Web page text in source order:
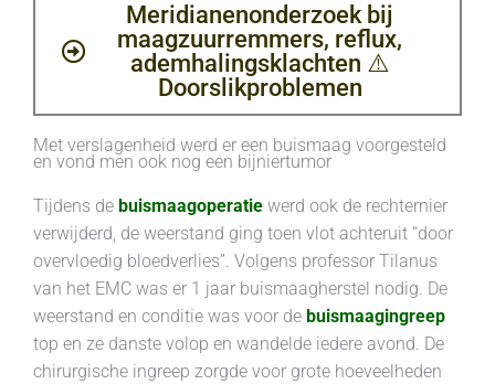
Meridianenonderzoek bij
maagzuurremmers, reflux,
ademhalingsklachten ⚠️
Doorslikproblemen
Met verslagenheid werd er een buismaag voorgesteld
en vond men ook nog een bijniertumor
Tijdens de buismaagoperatie werd ook de rechternier
verwijderd, de weerstand ging toen vlot achteruit “door
overvloedig bloedverlies”. Volgens professor Tilanus
van het EMC was er 1 jaar buismaagherstel nodig. De
weerstand en conditie was voor de buismaagingreep
top en ze danste volop en wandelde iedere avond. De
chirurgische ingreep zorgde voor grote hoeveelheden